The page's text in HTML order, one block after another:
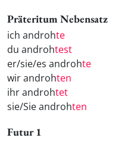
Präteritum Nebensatz
ich androhte
du androhtest
er/sie/es androhte
wir androhten
ihr androhtet
sie/Sie androhten
Futur 1